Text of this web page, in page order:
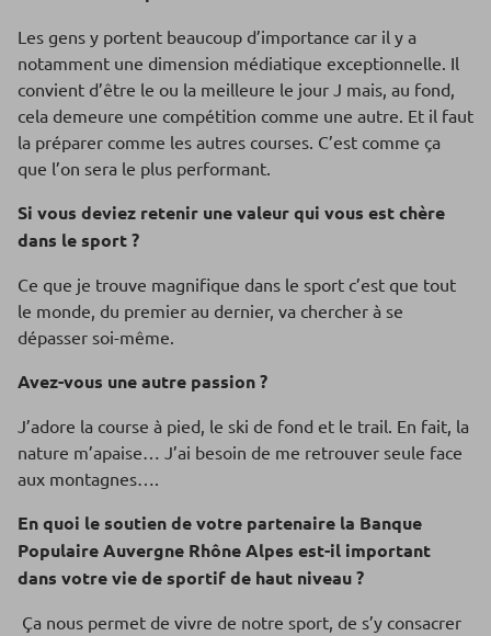
Les gens y portent beaucoup d’importance car il y a
notamment une dimension médiatique exceptionnelle. Il
convient d’être le ou la meilleure le jour J mais, au fond,
cela demeure une compétition comme une autre. Et il faut
la préparer comme les autres courses. C’est comme ça
que l’on sera le plus performant.
Si vous deviez retenir une valeur qui vous est chère
dans le sport ?
Ce que je trouve magnifique dans le sport c’est que tout
le monde, du premier au dernier, va chercher à se
dépasser soi-même.
Avez-vous une autre passion ?
J’adore la course à pied, le ski de fond et le trail. En fait, la
nature m’apaise… J’ai besoin de me retrouver seule face
aux montagnes….
En quoi le soutien de votre partenaire la Banque
Populaire Auvergne Rhône Alpes est-il important
dans votre vie de sportif de haut niveau ?
Ça nous permet de vivre de notre sport, de s’y consacrer